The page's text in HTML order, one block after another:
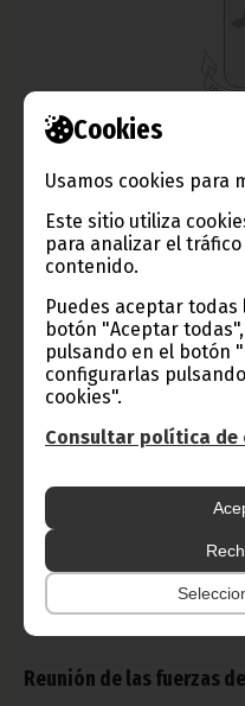
Cookies
Usamos cookies para
Este sitio utiliza
para analizar el
contenido.
Puedes aceptar
botón "Aceptar
pulsando en el botón
configurarlas
cookies".
Consultar política de
Décimo aniversario del
febrero 08, 2013
El próximo 15 de febrero,
Malabo (CCEM) cumplirá
Noticias Cultura
Reunión de las fuerzas